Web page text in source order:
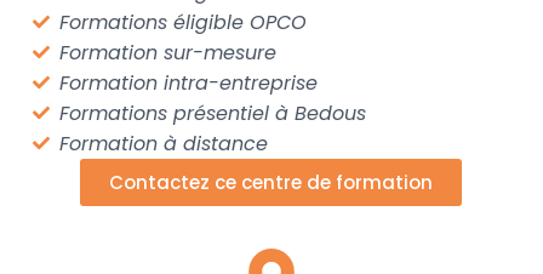
Formations éligible OPCO
Formation sur-mesure
Formation intra-entreprise
Formations présentiel à Bedous
Formation à distance
Contactez ce centre de formation